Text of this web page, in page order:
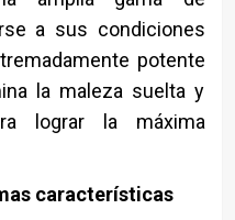
a sus condiciones
potente
la maleza suelta y
lograr la máxima
características